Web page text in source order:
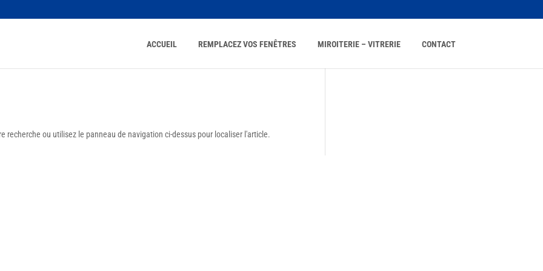
ACCUEIL REMPLACEZ VOS FENÊTRES MIROITERIE – VITRERIE CONTACT
recherche ou utilisez le panneau de navigation ci-dessus pour localiser l'article.